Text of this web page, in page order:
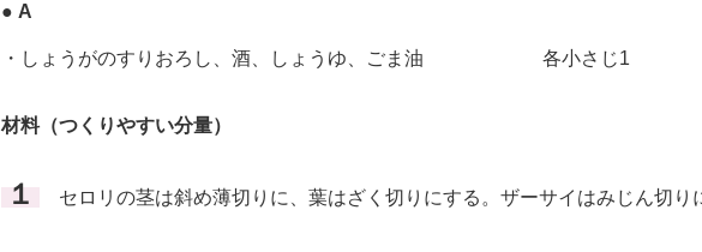
● A
・しょうがのすりおろし、酒、しょうゆ、ごま油 各小さじ1
材料（つくりやすい分量）
１ セロリの茎は斜め薄切りに、葉はざく切りにする。ザーサイはみじん切り